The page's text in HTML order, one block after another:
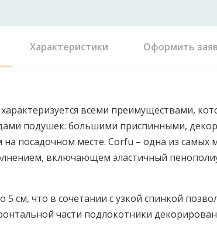
Характеристики Оформить
всеми преимуществами,
подушек: большими приспинными,
посадочном месте. Corfu – одна из самых
включающем эластичный
см, что в сочетании с узкой спинкой
части подлокотники